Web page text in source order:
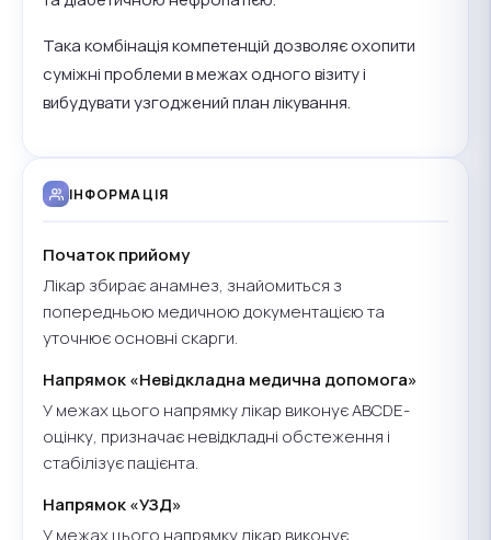
Така комбінація компетенцій дозволяє охопити
суміжні проблеми в межах одного візиту і
вибудувати узгоджений план лікування.
ІНФОРМАЦІЯ
Початок прийому
Лікар збирає анамнез, знайомиться з
попередньою медичною документацією та
уточнює основні скарги.
Напрямок «Невідкладна медична допомога»
У межах цього напрямку лікар виконує ABCDE-
оцінку, призначає невідкладні обстеження і
стабілізує пацієнта.
Напрямок «УЗД»
У межах цього напрямку лікар виконує